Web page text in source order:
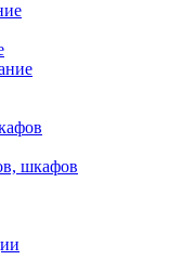
шкафов